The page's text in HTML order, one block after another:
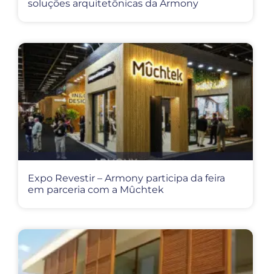
soluções arquitetônicas da Armony
Expo Revestir – Armony participa da feira
em parceria com a Mûchtek